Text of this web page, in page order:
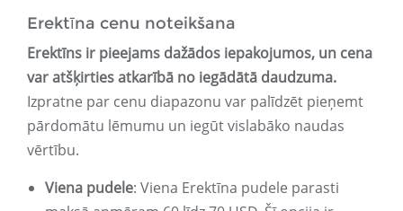
Erektīna cenu noteikšana
Erektīns ir pieejams dažādos iepakojumos, un cena
var atšķirties atkarībā no iegādātā daudzuma.
Izpratne par cenu diapazonu var palīdzēt pieņemt
pārdomātu lēmumu un iegūt vislabāko naudas
vērtību.
Viena pudele: Viena Erektīna pudele parasti